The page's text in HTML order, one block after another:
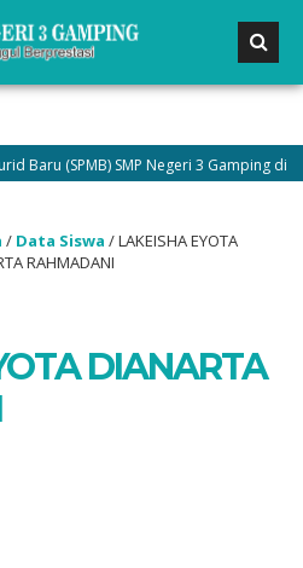
(SPMB) SMP Negeri 3 Gamping di
/ Data Siswa /LAKEISHA EYOTA
RAHMADANI
DIANARTA